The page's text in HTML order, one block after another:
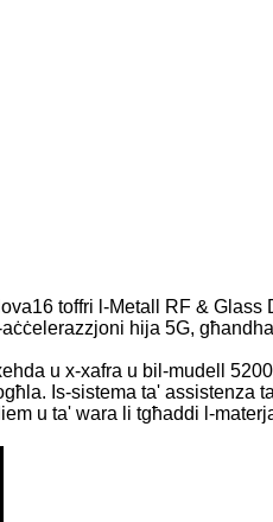
toffri l-Metall RF & Glass
hija 5G,
u x-xafra u bil-mudell
Is-sistema ta' assistenza
u ta' wara li tgħaddi l-